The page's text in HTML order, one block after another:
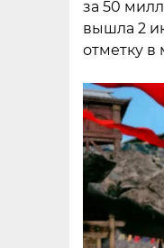
за 50
вышла 2
отметку